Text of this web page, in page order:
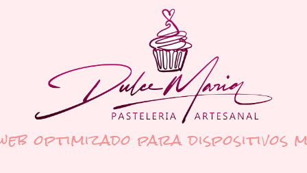
optimizado para dispositivos